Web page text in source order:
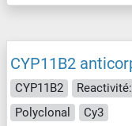
CYP11B2
CYP11B2
Polyclonal
Cy3